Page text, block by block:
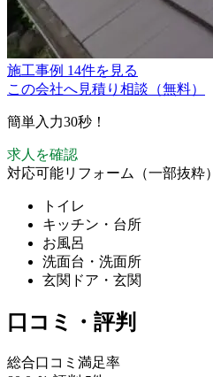
施工事例 14件を見る
この会社へ見積り相談（無料）
簡単入力30秒！
求人を確認
対応可能リフォーム（一部抜粋）
トイレ
キッチン・台所
お風呂
洗面台・洗面所
玄関ドア・玄関
口コミ・評判
総合口コミ満足率